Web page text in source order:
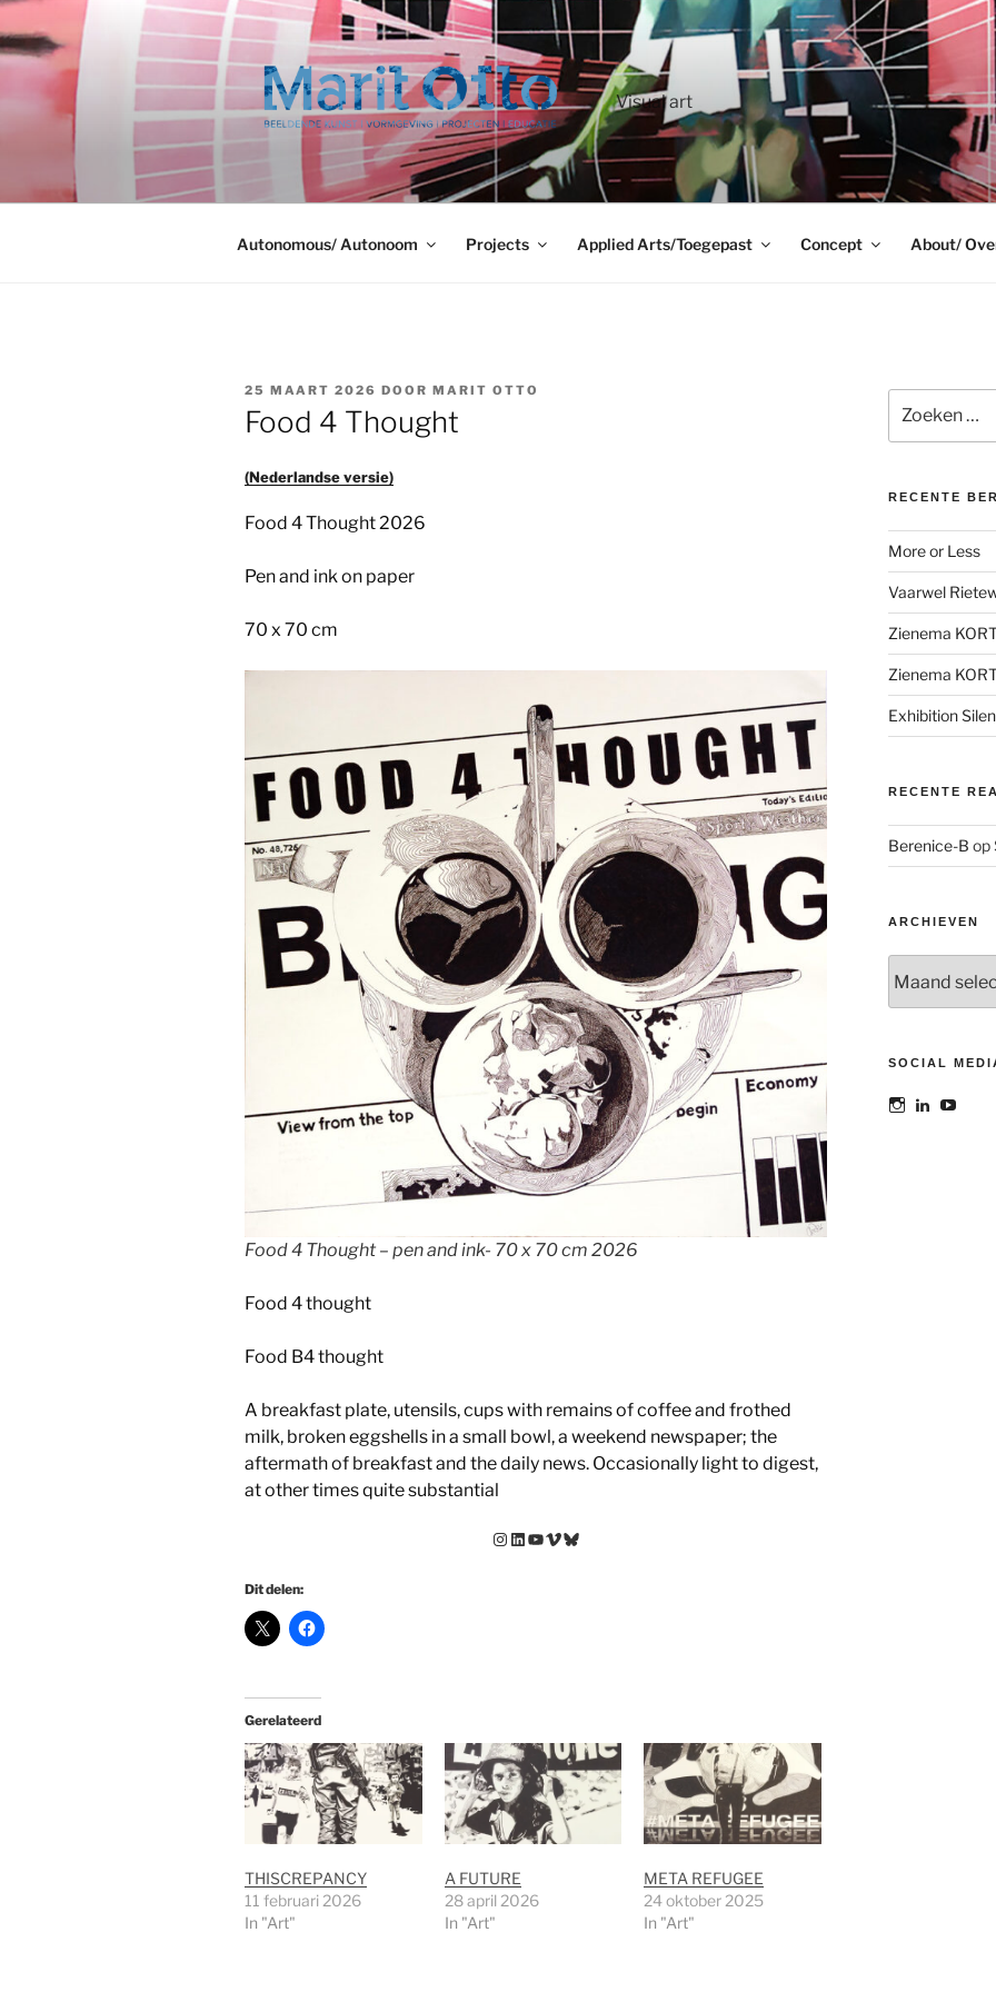
Ga
naar
de
Visual art
Autonomous/ Autonoom Projects Applied Arts/Toegepast Concept About/
GEPLAATST
OP
25 MAART 2026 DOOR MARIT OTTO
Food 4 Thought
(Nederlandse versie)
Food 4 Thought 2026
Pen and ink on paper
70 x 70 cm
Food 4 Thought – pen and ink- 70 x 70 cm 2026
Food 4 thought
Food B4 thought
A breakfast plate, utensils, cups with remains of coffee and frothed
milk, broken eggshells in a small bowl, a weekend newspaper; the
aftermath of breakfast and the daily news. Occasionally light to digest,
at other times quite substantial
Instagram
LinkedIn
YouTube
Vimeo
Bluesky
Dit delen:
Gerelateerd
THISCREPANCY
11 februari 2026
In "Art"
A FUTURE
28 april 2026
In "Art"
META REFUGEE
24 oktober 2025
In "Art"
naar:
RECENTE
More or Less
Vaarwel
Zienema
Zienema
Exhibition
RECENTE
Berenice-B op
ARCHIEVEN
SOCIAL
BekijkBekijkBekijk